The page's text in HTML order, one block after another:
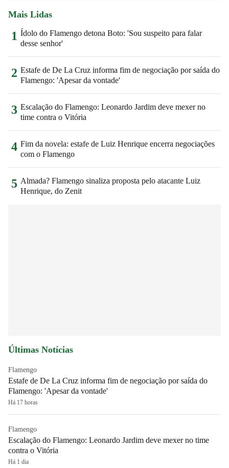
Mais Lidas
1 Ídolo do Flamengo detona Boto: 'Sou suspeito para falar
desse senhor'
2 Estafe de De La Cruz informa fim de negociação por saída do
Flamengo: 'Apesar da vontade'
3 Escalação do Flamengo: Leonardo Jardim deve mexer no
time contra o Vitória
4 Fim da novela: estafe de Luiz Henrique encerra negociações
com o Flamengo
5 Almada? Flamengo sinaliza proposta pelo atacante Luiz
Henrique, do Zenit
Últimas Notícias
Flamengo
Estafe de De La Cruz informa fim de negociação por saída do
Flamengo: 'Apesar da vontade'
Há 17 horas
Flamengo
Escalação do Flamengo: Leonardo Jardim deve mexer no time
contra o Vitória
Há 1 dia